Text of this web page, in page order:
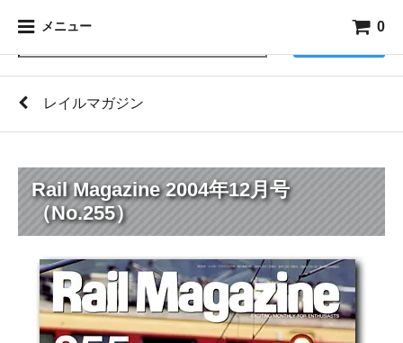
メニュー 0
レイルマガジン
Rail Magazine 2004年12月号
（No.255）